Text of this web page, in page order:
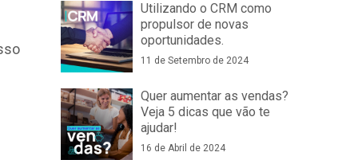
Utilizando o CRM como
propulsor de novas
oportunidades.
11 de Setembro de 2024
Quer aumentar as vendas?
Veja 5 dicas que vão te
ajudar!
16 de Abril de 2024